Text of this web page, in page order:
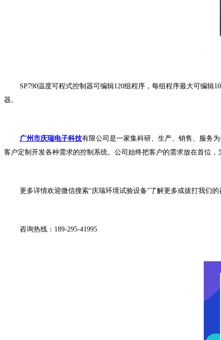
SP790温度可程式控制器可编辑120组程序，每组程序最大可编
器。
广州市庆瑞电子科技有限公司是一家集科研、生产、销售、服务
客户定制开发各种需求的控制系统。公司始终把客户的需求放在首位
更多详情欢迎微信搜索“庆瑞环境试验设备”了解更多或拔打我们
咨询热线：189-295-41995